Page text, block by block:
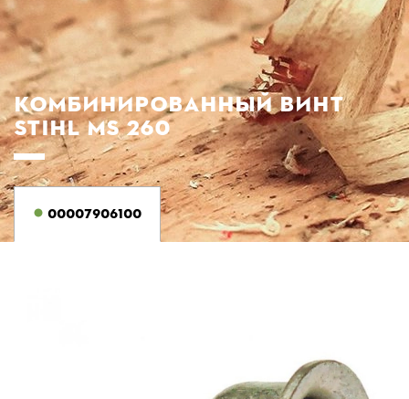
КОМБИНИРОВАННЫЙ ВИНТ
STIHL MS 260
00007906100